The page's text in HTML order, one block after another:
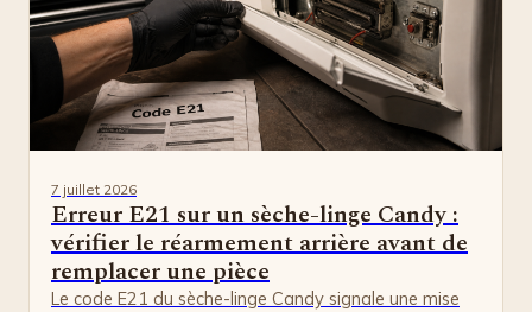
Erreur E21 sur un sèche-linge Candy :
vérifier le réarmement arrière avant de
remplacer une pièce
7 juillet 2026
Le code E21 du sèche-linge Candy signale une mise